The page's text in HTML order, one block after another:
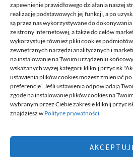
zapewnienie prawidłowego działania naszej
realizację podstawowych jej funkcji, a po
są przez nas wykorzystywane do
ze strony internetowej, a także do celów
wykorzystuje również pliki cookies
zewnętrznych narzędzi analitycznych i
na instalowanie na Twoim urządzeniu
wskazanych wyżej kategorii kliknij przycisk
ustawienia plików cookies możesz zmieniać
preferencje”. Jeśli ustawienia odpowiadają
zgodę na instalowanie plików cookies na
wybranym przez Ciebie zakresie kliknij
znajdziesz w Polityce prywatności.
Deca
to miejsce stworzone dla ludzi
możesz znaleźć wiele ciekawych
informacji podzielonych na tematyczne
innymi ten serwis.
Chcesz do nas dołączyć, pisać teksty i